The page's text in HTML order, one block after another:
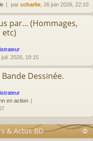
par ccharlie , 26 juin 2026, 22:10
par... (Hommages,
etc)
juil. 2026, 18:15
Dessinée.
en action
& Actus BD